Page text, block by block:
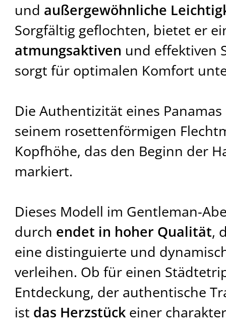
und außergewöhnliche
Sorgfältig geflochten, bietet er
atmungsaktiven und effektiven
sorgt für optimalen Komfort
Die Authentizität eines
seinem rosettenförmigen
Kopfhöhe, das den Beginn der
markiert.
Dieses Modell im Gentleman-
durch endet in hoher Qualität,
eine distinguierte und
verleihen. Ob für einen
Entdeckung, der authentische
ist das Herzstückeiner